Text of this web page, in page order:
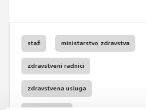
staž ministarstvo zdravstva
zdravstveni radnici
zdravstvena usluga